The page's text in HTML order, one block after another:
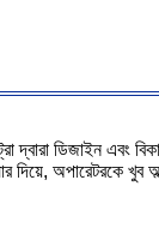
দ্বারা ডিজাইন এবং
দিয়ে, অপারেটরকে খুব